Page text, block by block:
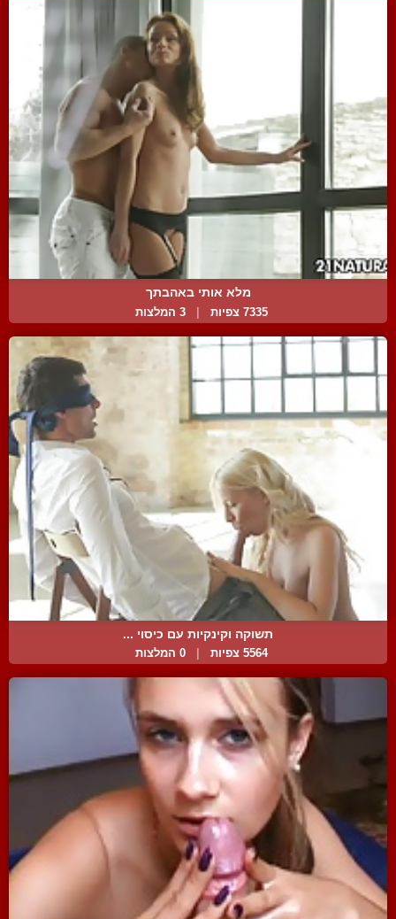
מלא אותי באהבתך
7335 צפיות | 3 המלצות
תשוקה וקינקיות עם כיסוי ...
5564 צפיות 0 המלצות